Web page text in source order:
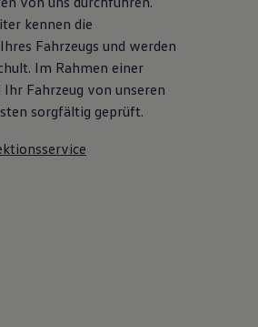
kennen die
Fahrzeugs und werden
Im Rahmen einer
Fahrzeug von unseren
sorgfältig geprüft.